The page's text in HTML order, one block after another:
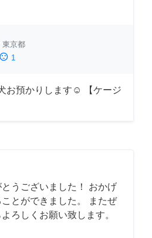
東京都
sentiment_dissatisfied 1
預かりします☺︎ 【ケージ
うございました！ おかげ
とができました。 またぜ
ろしくお願い致します。